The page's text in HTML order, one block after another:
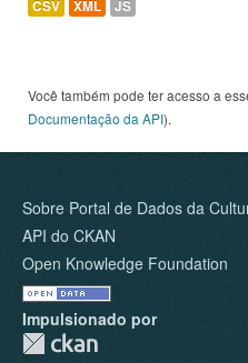
CSV XML JS
Você também pode ter acesso a
Documentação da API).
Sobre Portal de Dados da
API do CKAN
Open Knowledge Foundation
Impulsionado por